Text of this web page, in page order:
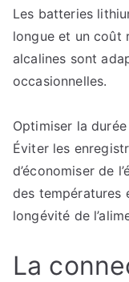
Les batteries
longue et un coût
alcalines sont
occasionnelles.
Optimiser la
Éviter les
d’économiser de
des températures
longévité de
La